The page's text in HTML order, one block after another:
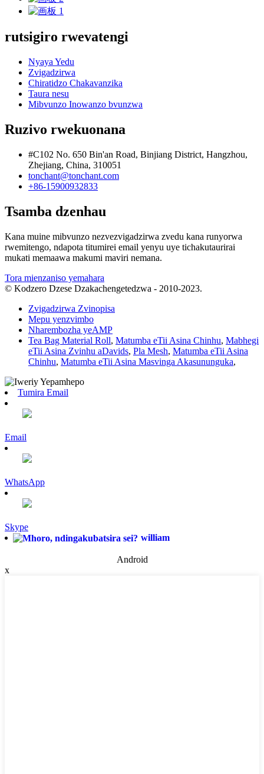
rutsigiro rwevatengi
Nyaya Yedu
Zvigadzirwa
Chiratidzo Chakavanzika
Taura nesu
Mibvunzo Inowanzo bvunzwa
Ruzivo rwekuonana
#C102 No. 650 Bin'an Road, Binjiang District, Hangzhou,
Zhejiang, China, 310051
tonchant@tonchant.com
+86-15900932833
Tsamba dzenhau
Kana muine mibvunzo nezvezvigadzirwa zvedu kana runyorwa
rwemitengo, ndapota titumirei email yenyu uye tichakutaurirai
mukati memaawa makumi maviri nemana.
Tora mienzaniso yemahara
© Kodzero Dzese Dzakachengetedzwa - 2010-2023.
Zvigadzirwa Zvinopisa
Mepu yenzvimbo
Nharembozha yeAMP
Tea Bag Material Roll, Matumba eTii Asina Chinhu, Mabhegi
eTii Asina Zvinhu aDavids, Pla Mesh, Matumba eTii Asina
Chinhu, Matumba eTii Asina Masvinga Akasununguka,
Tumira Email
Email
WhatsApp
Skype
william
Android
x